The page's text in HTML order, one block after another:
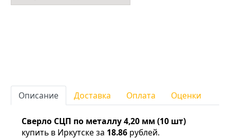
Описание Доставка Оплата Оценки
Сверло СЦП по металлу 4,20 мм (10 шт)
купить в Иркутске за 18.86 рублей.